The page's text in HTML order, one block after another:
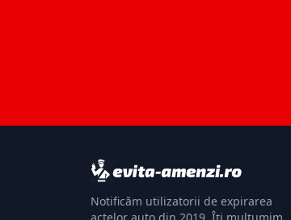
Notificăm utilizatorii de expirarea